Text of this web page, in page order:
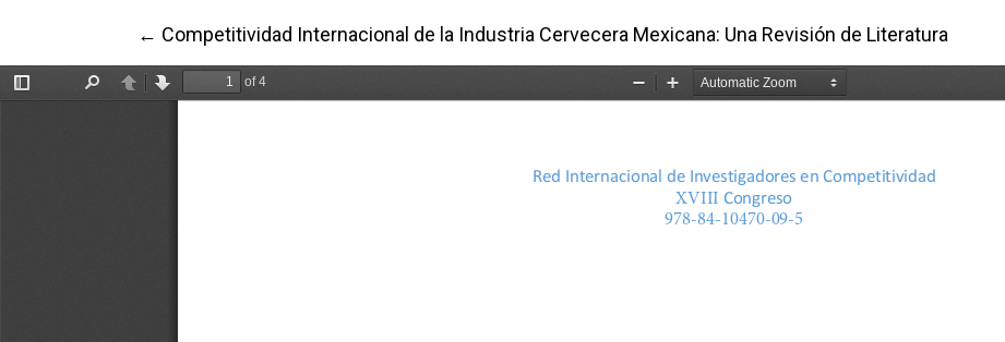
← Volver a los detalles del artículo
Competitividad Internacional de la Industria Cervecera Mexicana: Una Revisión de Literatura